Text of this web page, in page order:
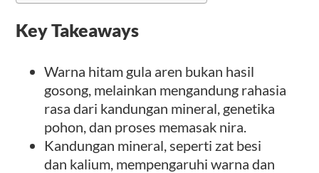
Key Takeaways
Warna hitam gula aren bukan hasil
gosong, melainkan mengandung rahasia
rasa dari kandungan mineral, genetika
pohon, dan proses memasak nira.
Kandungan mineral, seperti zat besi
dan kalium, mempengaruhi warna dan